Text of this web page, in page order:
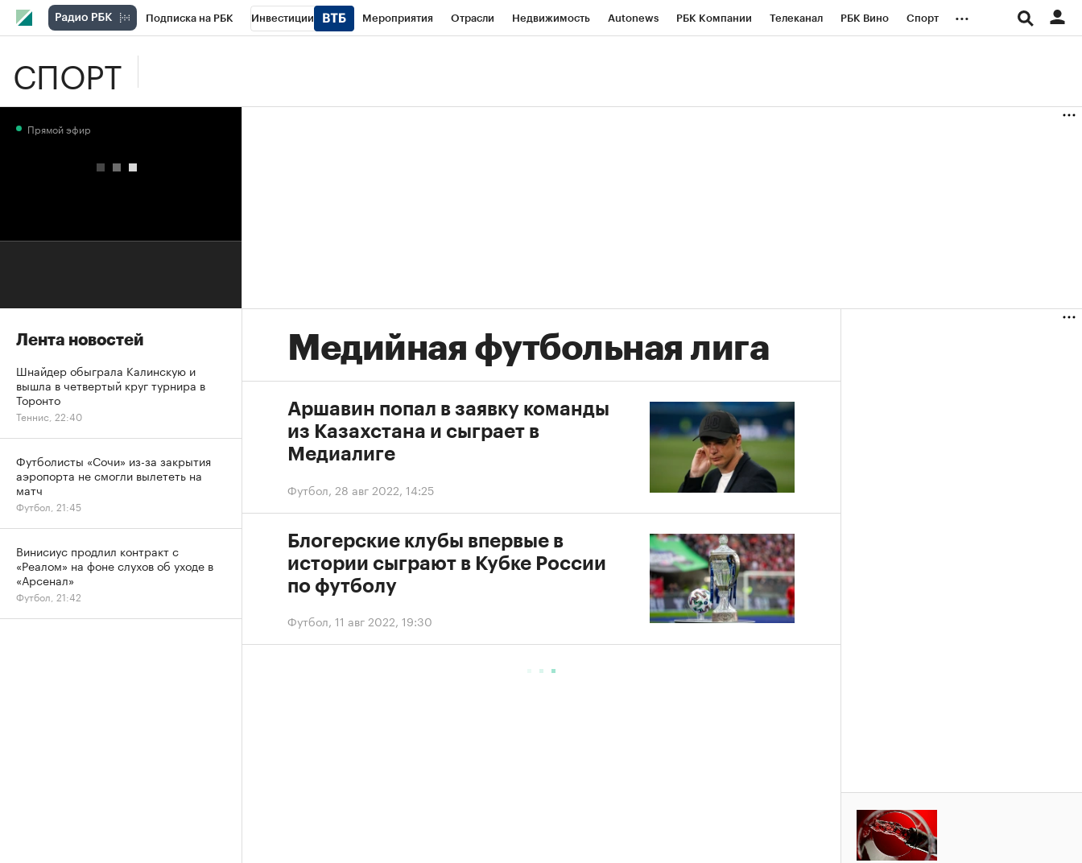
Подписка на РБК Инвестиции Мероприятия Отрасли Недвижимость Autonews РБК Компании Телеканал РБК Вино Спорт ...
СПОРТ
Медийная футбольная лига
Футбол, 28 авг 2022, 14:25
Аршавин попал в заявку команды
из Казахстана и сыграет в
Медиалиге
Футбол, 11 авг 2022, 19:30
Блогерские клубы впервые в
истории сыграют в Кубке России
по футболу
Прямой эфир
Лента новостей
Шнайдер обыграла Калинскую и
вышла в четвертый круг турнира в
Торонто
Теннис, 22:40
Футболисты «Сочи» из-за закрытия
аэропорта не смогли вылететь на
матч
Футбол, 21:45
Винисиус продлил контракт с
«Реалом» на фоне слухов об уходе в
«Арсенал»
Футбол, 21:42